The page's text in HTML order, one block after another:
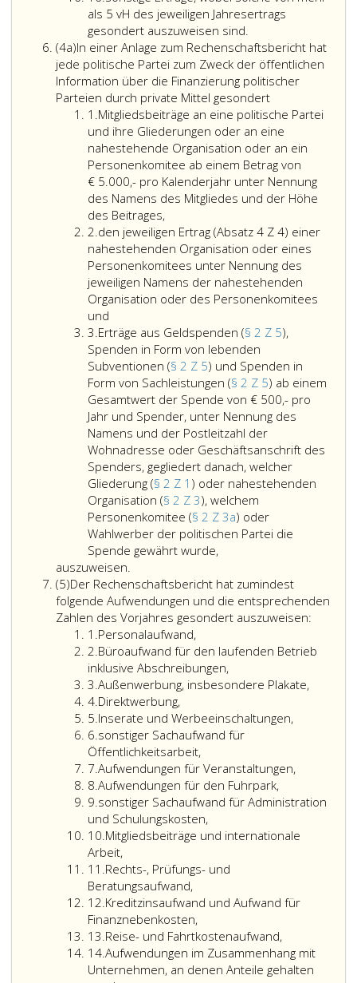
abgeschriebene
müssen
nicht
aufgenommen
werden.
Ein
Anlagenspiegel
ist
nicht
zu
erstellen.
der
Gewinn-
und
Verlustrechnung
sind
Erträge
Aufwendungen
aufzugliedern
und
die
Absatz
4
und
5
anzuwenden.
Ziffer
5,),
2,
Ziffer
5,),
7,),
Sachleistungen
(Paragraph
2,
Ziffer
5
b,
Litera
h,),
16
als 5 vH des jeweiligen Jahresertrags
gesondert auszuweisen sind.
(4a)Absatz
4
a
In einer Anlage zum Rechenschaftsbericht hat
jede politische Partei zum Zweck der öffentlichen
Information über die Finanzierung politischer
Parteien durch private Mittel gesondert
1.Ziffer
eins
Mitgliedsbeiträge an eine politische Partei
und ihre Gliederungen oder an eine
nahestehende Organisation oder an ein
Personenkomitee ab einem Betrag von
€ 5.000,- pro Kalenderjahr unter Nennung
des Namens des Mitgliedes und der Höhe
des Beitrages,
2.Ziffer
2
den jeweiligen Ertrag (Absatz 4 Z 4) einer
nahestehenden Organisation oder eines
Personenkomitees unter Nennung des
jeweiligen Namens der nahestehenden
Organisation oder des Personenkomitees
und
jeweiligen
Ertrag
(Absatz 4
Ziffer
4,)
einer
nahestehenden
Organisation
oder
eines
Personenkomitees
unter
Nennung
des
jeweiligen
Namens
der
nahestehenden
Organisation
oder
des
Personenkomitees
und
3.Ziffer
3
Erträge aus Geldspenden (§ 2 Z 5),
Spenden in Form von lebenden
Subventionen (§ 2 Z 5) und Spenden in
Form von Sachleistungen (§ 2 Z 5) ab einem
Gesamtwert der Spende von € 500,- pro
Jahr und Spender, unter Nennung des
Namens und der Postleitzahl der
Wohnadresse oder Geschäftsanschrift des
Spenders, gegliedert danach, welcher
Gliederung (§ 2 Z 1 ) oder nahestehenden
Organisation (§ 2 Z 3), welchem
Personenkomitee (§ 2 Z 3a) oder
Wahlwerber der politischen Partei die
Spende gewährt wurde,Erträge
Geldspenden
(Paragraph
2,
5,),
Spenden
in
von
lebenden
(Paragraph
2,
Ziffer
und
in
von
(Paragraph
2,
Ziffer
auszuweisen.
(5)Absatz
5
Der Rechenschaftsbericht hat zumindest
folgende Aufwendungen und die entsprechenden
Zahlen des Vorjahres gesondert auszuweisen:
1.Ziffer
eins
Personalaufwand,
2.Ziffer
2
Büroaufwand für den laufenden Betrieb
inklusive Abschreibungen,
3.Ziffer
3
Außenwerbung, insbesondere Plakate,
4.Ziffer
4
Direktwerbung,
5.Ziffer
5
Inserate und Werbeeinschaltungen,
6.Ziffer
6
sonstiger Sachaufwand für
Öffentlichkeitsarbeit,
7.Ziffer
7
Aufwendungen für Veranstaltungen,
8.Ziffer
8
Aufwendungen für den Fuhrpark,
9.Ziffer
9
sonstiger Sachaufwand für Administration
und Schulungskosten,
10.Ziffer
10
Mitgliedsbeiträge und internationale
Arbeit,
11.Ziffer
11
Rechts-, Prüfungs- und
Beratungsaufwand,
12.Ziffer
12
Kreditzinsaufwand und Aufwand für
Finanznebenkosten,
13.Ziffer
13
Reise- und Fahrtkostenaufwand,
14.Ziffer
14
Aufwendungen im Zusammenhang mit
Unternehmen, an denen Anteile gehalten